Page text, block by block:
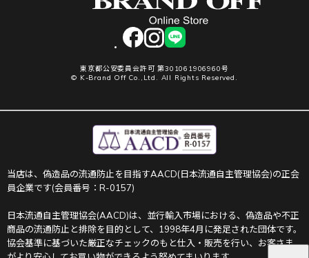
facebookinstagram
LINE
東京都公安委員会許可 第301061906960号
© K-Brand Off Co.,Ltd. All Rights Reserved.
当店は、偽造品の流通防止を目指すAACD(日本流通自主管理協会)の正会
員企業です(会員番号：R-0157)
日本流通自主管理協会(AACD)は、並行輸入市場における、偽造品や不正
商品の流通防止と排除を目的として、1998年4月に発足された団体です。
協会基準に基づいた厳正なチェックのもと仕入・販売を行い、お客さま